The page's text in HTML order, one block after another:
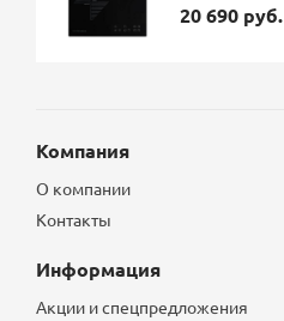
20 690 руб.
Компания
О компании
Контакты
Информация
Акции и спецпредложения